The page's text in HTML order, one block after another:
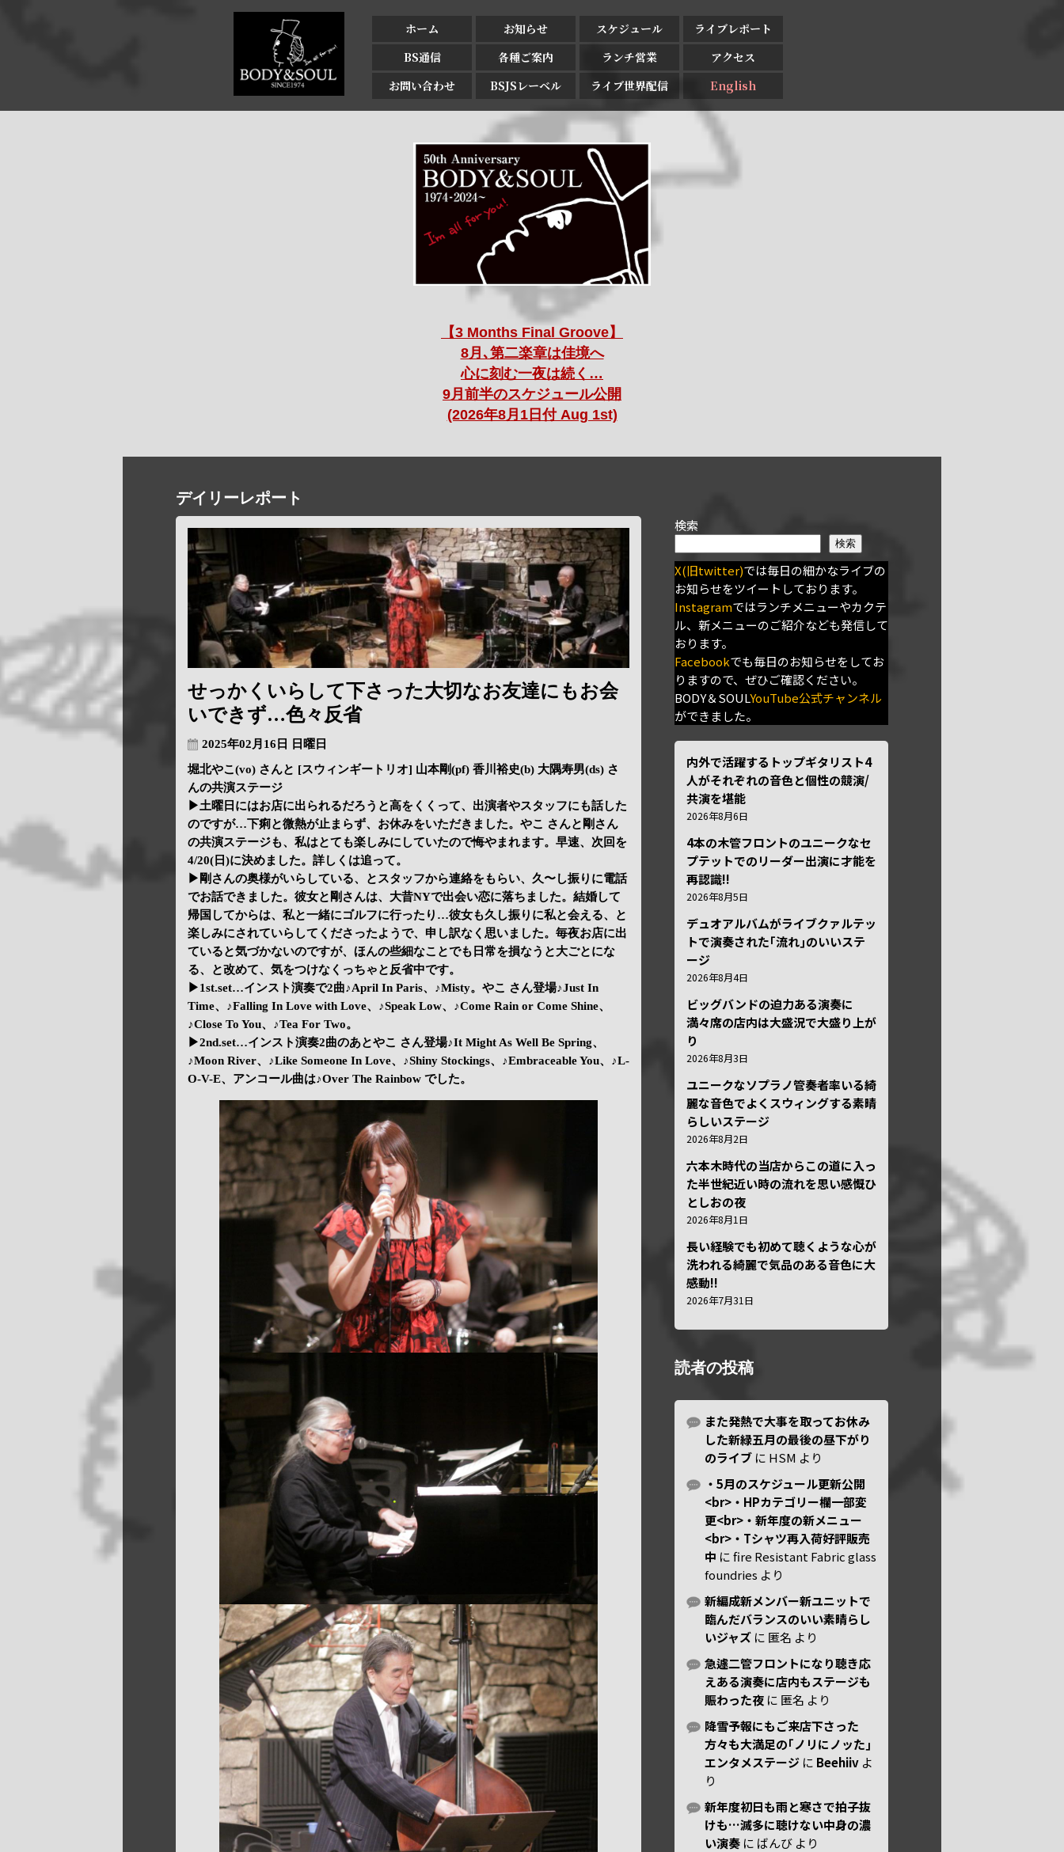
ホーム お知らせ スケジュール
ライブレポート
BS通信
各種ご案内 ランチ営業
アクセス
お問い合わせ
BSJSレーベル ライブ世界配信 English
【3 Months Final Groove】
8月､第二楽章は佳境へ
心に刻む一夜は続く…
9月前半のスケジュール公開
(2026年8月1日付 Aug 1st)
デイリーレポート
せっかくいらして下さった大切なお友達にもお会
いできず…色々反省
2025年02月16日 日曜日
堀北やこ(vo) さんと [スウィンギートリオ] 山本剛(pf) 香川裕史(b) 大隅寿男(ds) さ
んの共演ステージ
▶土曜日にはお店に出られるだろうと高をくくって、出演者やスタッフにも話した
のですが…下痢と微熱が止まらず、お休みをいただきました。やこ さんと剛さん
の共演ステージも、私はとても楽しみにしていたので悔やまれます。早速、次回を
4/20(日)に決めました。詳しくは追って。
▶剛さんの奥様がいらしている、とスタッフから連絡をもらい、久〜し振りに電話
でお話できました。彼女と剛さんは、大昔NYで出会い恋に落ちました。結婚して
帰国してからは、私と一緒にゴルフに行ったり…彼女も久し振りに私と会える、と
楽しみにされていらしてくださったようで、申し訳なく思いました。毎夜お店に出
ていると気づかないのですが、ほんの些細なことでも日常を損なうと大ごとにな
る、と改めて、気をつけなくっちゃと反省中です。
▶1st.set…インスト演奏で2曲♪April In Paris、♪Misty。やこ さん登場♪Just In
Time、♪Falling In Love with Love、♪Speak Low、♪Come Rain or Come Shine、
♪Close To You、♪Tea For Two。
▶2nd.set…インスト演奏2曲のあとやこ さん登場♪It Might As Well Be Spring、
♪Moon River、♪Like Someone In Love、♪Shiny Stockings、♪Embraceable You、♪L-
O-V-E、アンコール曲は♪Over The Rainbow でした。
検索
検索
X(旧twitter)では毎日の細かなライブの
お知らせをツイートしております。
Instagramではランチメニューやカクテ
ル、新メニューのご紹介なども発信して
おります。
Facebookでも毎日のお知らせをしてお
りますので、ぜひご確認ください。
BODY＆SOULYouTube公式チャンネル
ができました。
内外で活躍するトップギタリスト4
人がそれぞれの音色と個性の競演/
共演を堪能
2026年8月6日
4本の木管フロントのユニークなセ
プテットでのリーダー出演に才能を
再認識!!
2026年8月5日
デュオアルバムがライブクァルテッ
トで演奏された｢流れ｣のいいステ
ージ
2026年8月4日
ビッグバンドの迫力ある演奏に
満々席の店内は大盛況で大盛り上が
り
2026年8月3日
ユニークなソプラノ管奏者率いる綺
麗な音色でよくスウィングする素晴
らしいステージ
2026年8月2日
六本木時代の当店からこの道に入っ
た半世紀近い時の流れを思い感慨ひ
としおの夜
2026年8月1日
長い経験でも初めて聴くような心が
洗われる綺麗で気品のある音色に大
感動!!
2026年7月31日
読者の投稿
また発熱で大事を取ってお休み
した新緑五月の最後の昼下がり
のライブ に HSM より
・5月のスケジュール更新公開
<br>・HPカテゴリー欄一部変
更<br>・新年度の新メニュー
<br>・Tシャツ再入荷好評販売
中 にfire Resistant Fabric glass
foundries より
新編成新メンバー新ユニットで
臨んだバランスのいい素晴らし
いジャズ に 匿名 より
急遽二管フロントになり聴き応
えある演奏に店内もステージも
賑わった夜 に 匿名 より
降雪予報にもご来店下さった
方々も大満足の｢ノリにノッた｣
エンタメステージ に Beehiiv よ
り
新年度初日も雨と寒さで拍子抜
けも…滅多に聴けない中身の濃
い演奏 に ばんび より